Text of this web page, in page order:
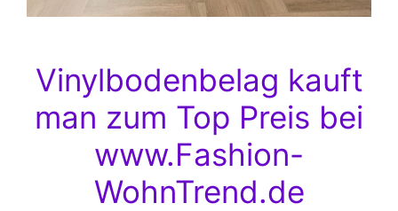
Vinylbodenbelag kauft
man zum Top Preis bei
www.Fashion-
WohnTrend.de